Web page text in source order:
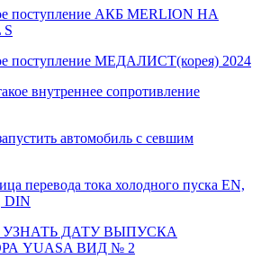
поступление АКБ MERLION НА
S
поступление МЕДАЛИСТ(корея) 2024
внутреннее сопротивление
автомобиль с севшим
перевода тока холодного пуска EN,
DIN
ДАТУ ВЫПУСКА
YUASA ВИД № 2